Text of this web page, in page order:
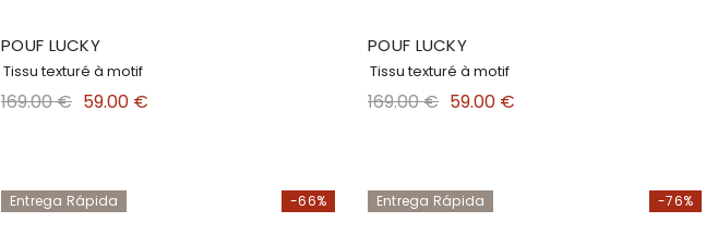
POUF LUCKY
Tissu texturé à motif
169.00 € 59.00 €
POUF LUCKY
Tissu texturé à motif
169.00 € 59.00 €
-66%
Entrega Rápida -76%
Entrega Rápida